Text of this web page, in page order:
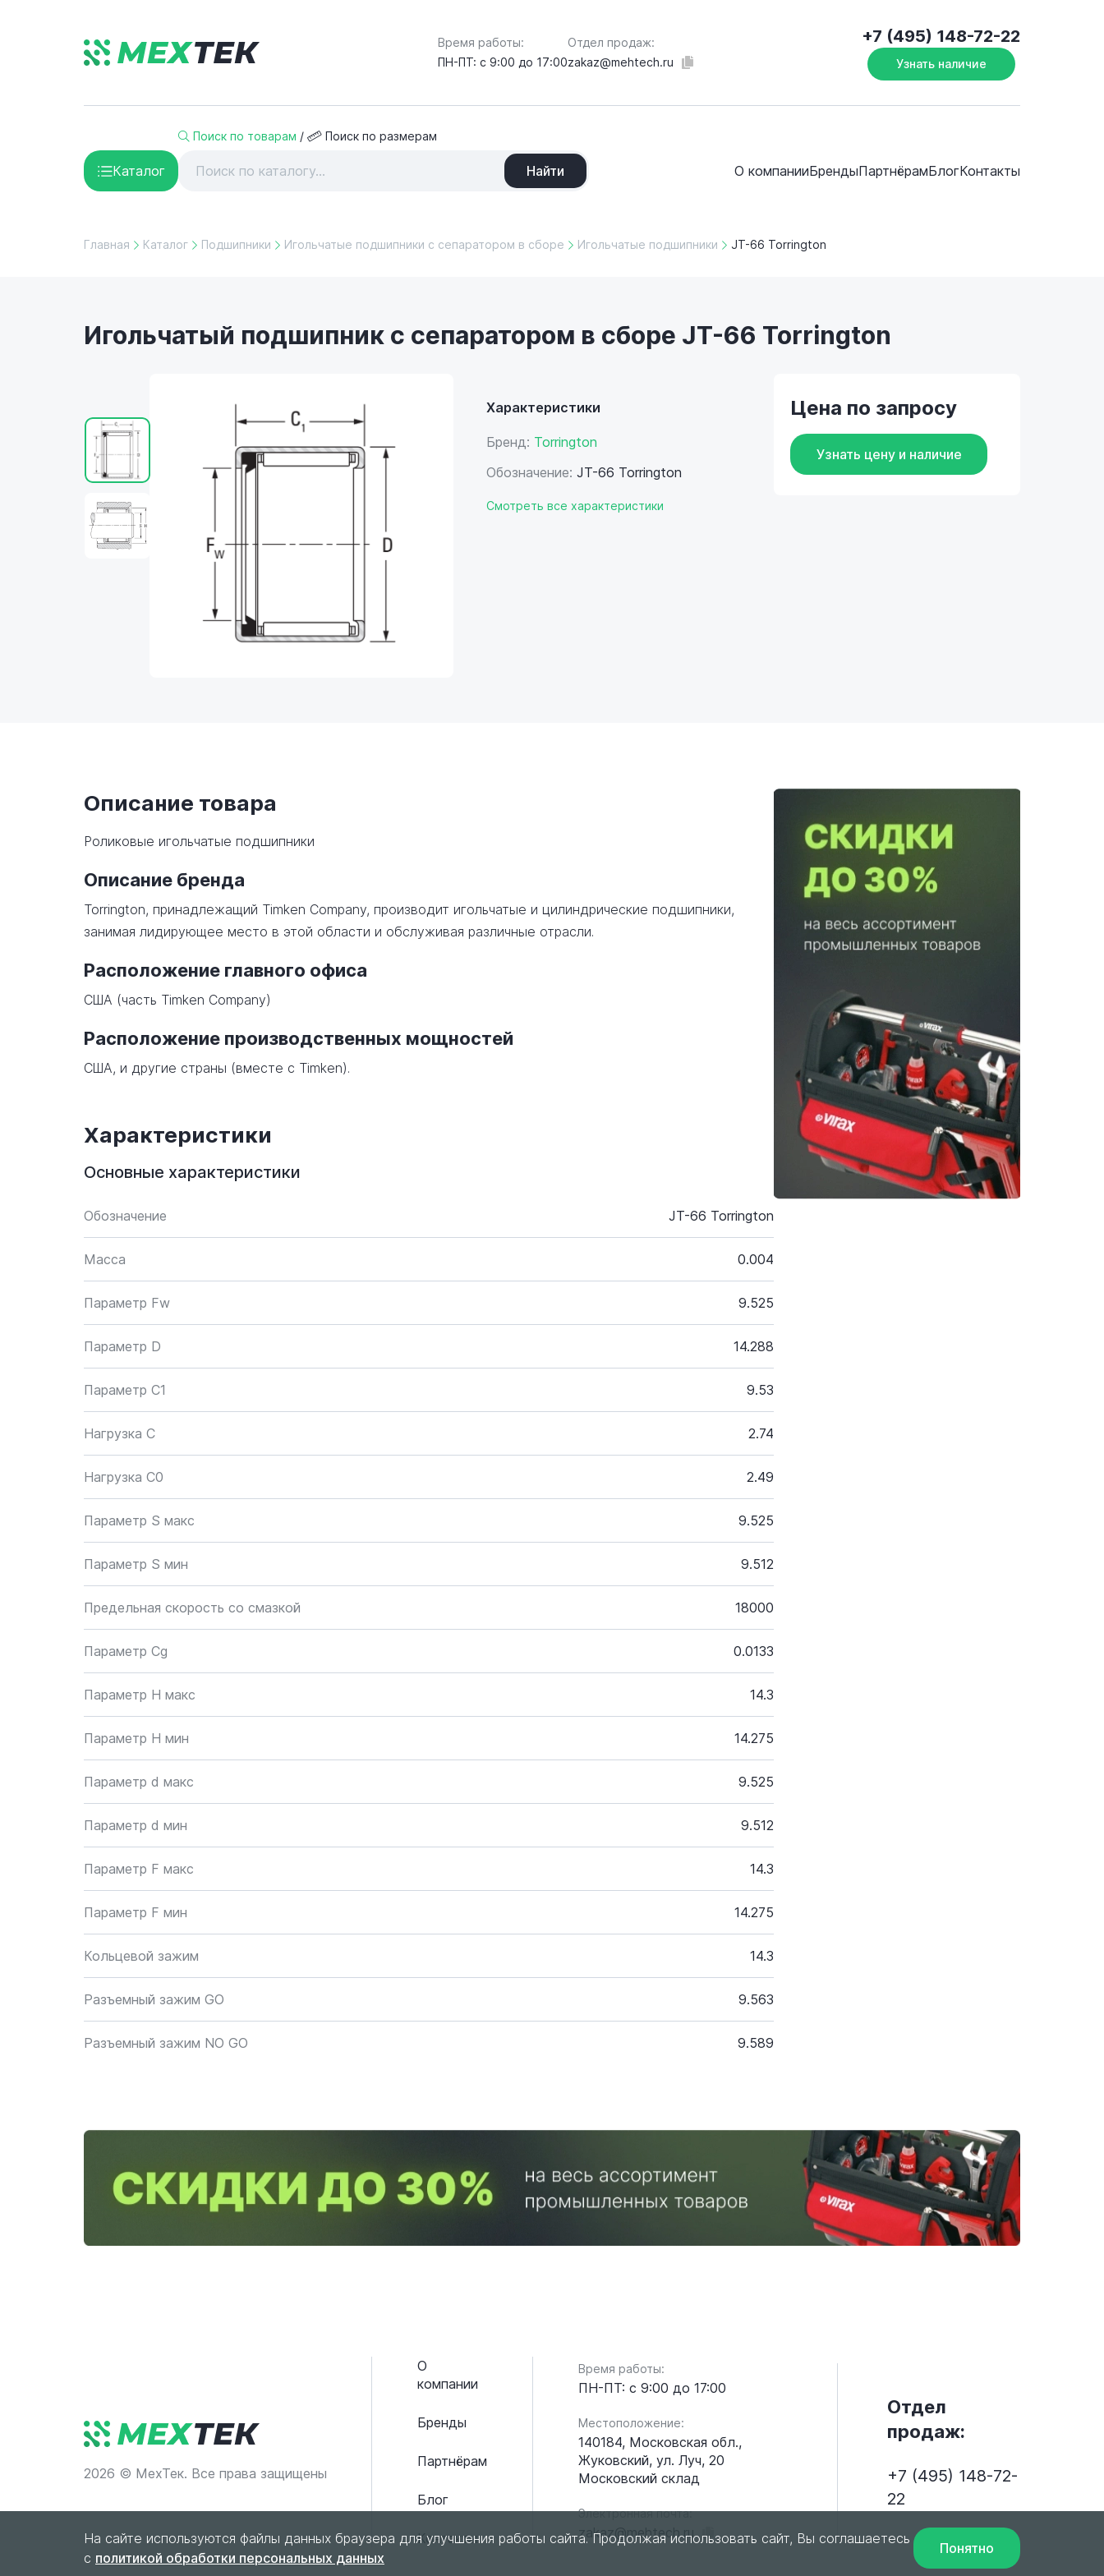
Время работы:
ПН-ПТ: с 9:00 до 17:00
Отдел продаж:
zakaz@mehtech.ru
+7 (495) 148-72-22
Узнать наличие
Каталог
Поиск по товарам / Поиск по размерам
Найти О компанииБрендыПартнёрамБлогКонтакты
Главная Каталог Подшипники Игольчатые подшипники с сепаратором в сборе Игольчатые подшипники JT-66 Torrington
Игольчатый подшипник с сепаратором в сборе JT-66 Torrington
Характеристики
Бренд: Torrington
Обозначение: JT-66 Torrington
Смотреть все характеристики
Цена по запросу
Узнать цену и наличие
Описание товара
Роликовые игольчатые подшипники
Описание бренда
Torrington, принадлежащий Timken Company, производит игольчатые и цилиндрические подшипники,
занимая лидирующее место в этой области и обслуживая различные отрасли.
Расположение главного офиса
США (часть Timken Company)
Расположение производственных мощностей
США, и другие страны (вместе с Timken).
Характеристики
Основные характеристики
Обозначение JT-66 Torrington
Масса 0.004
Параметр Fw 9.525
Параметр D 14.288
Параметр C1 9.53
Нагрузка C 2.74
Нагрузка C0 2.49
Параметр S макс 9.525
Параметр S мин 9.512
Предельная скорость со смазкой 18000
Параметр Cg 0.0133
Параметр H макс 14.3
Параметр H мин 14.275
Параметр d макс 9.525
Параметр d мин 9.512
Параметр F макс 14.3
Параметр F мин 14.275
Кольцевой зажим 14.3
Разъемный зажим GO 9.563
Разъемный зажим NO GO 9.589
2026 © МехТек. Все права защищены
О
компании
Бренды
Партнёрам
Блог
Контакты
Время работы:
ПН-ПТ: с 9:00 до 17:00
Местоположение:
140184, Московская обл.,
Жуковский, ул. Луч, 20
Московский склад
Электронная почта:
zakaz@mehtech.ru
Отдел
продаж:
+7 (495) 148-72-
22
На сайте используются файлы данных браузера для улучшения работы сайта. Продолжая использовать сайт, Вы соглашаетесь
с политикой обработки персональных данных
Понятно